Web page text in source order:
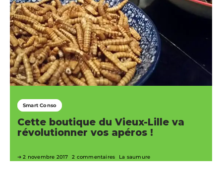
Smart Conso
Cette boutique du Vieux-Lille va
révolutionner vos apéros !
2 novembre 2017 2 commentaires La saumure